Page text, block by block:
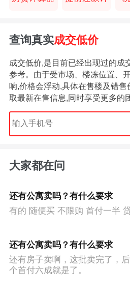
查询真实成交低价
成交低价,是目前已经出现过的成
参考。由于受市场、楼冻位置、
响,价格会浮动,具体在售楼及错
取最新在售信息,同时享受更多的
大家都在问
还有公寓卖吗？有什么要求
有的 随便买 不限购 首付一半
还有公寓卖吗？有什么要求
还有房子卖啊，这批卖完了，
个首付六成就是了。